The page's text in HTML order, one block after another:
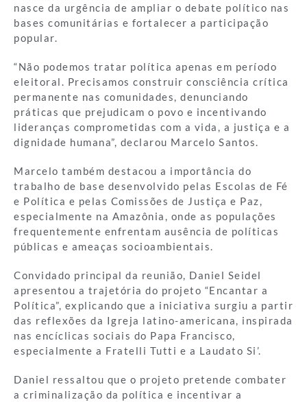
nasce da urgência de ampliar o debate político nas
bases comunitárias e fortalecer a participação
popular.
“Não podemos tratar política apenas em período
eleitoral. Precisamos construir consciência crítica
permanente nas comunidades, denunciando
práticas que prejudicam o povo e incentivando
lideranças comprometidas com a vida, a justiça e a
dignidade humana”, declarou Marcelo Santos.
Marcelo também destacou a importância do
trabalho de base desenvolvido pelas Escolas de Fé
e Política e pelas Comissões de Justiça e Paz,
especialmente na Amazônia, onde as populações
frequentemente enfrentam ausência de políticas
públicas e ameaças socioambientais.
Convidado principal da reunião, Daniel Seidel
apresentou a trajetória do projeto “Encantar a
Política”, explicando que a iniciativa surgiu a partir
das reflexões da Igreja latino-americana, inspirada
nas encíclicas sociais do Papa Francisco,
especialmente a Fratelli Tutti e a Laudato Si’.
Daniel ressaltou que o projeto pretende combater
a criminalização da política e incentivar a